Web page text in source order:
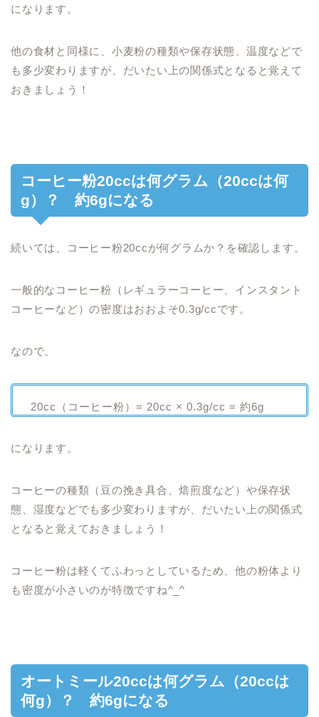
になります。
他の食材と同様に、小麦粉の種類や保存状態、温度などで
も多少変わりますが、だいたい上の関係式となると覚えて
おきましょう！
コーヒー粉20ccは何グラム（20ccは何
g）？ 約6gになる
続いては、コーヒー粉20ccが何グラムか？を確認します。
一般的なコーヒー粉（レギュラーコーヒー、インスタント
コーヒーなど）の密度はおおよそ0.3g/ccです。
なので、
20cc（コーヒー粉）= 20cc × 0.3g/cc = 約6g
になります。
コーヒーの種類（豆の挽き具合、焙煎度など）や保存状
態、湿度などでも多少変わりますが、だいたい上の関係式
となると覚えておきましょう！
コーヒー粉は軽くてふわっとしているため、他の粉体より
も密度が小さいのが特徴ですね^_^
オートミール20ccは何グラム（20ccは
何g）？ 約6gになる